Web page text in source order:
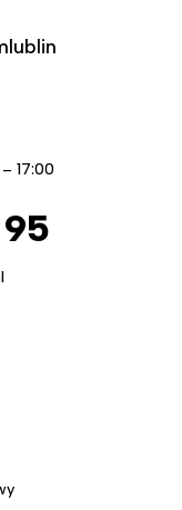
17:00